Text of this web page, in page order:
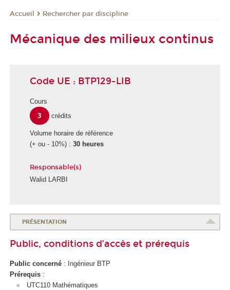
Accueil Rechercher par discipline
Mécanique des milieux continus
Code UE : BTP129-LIB
Cours
3
crédits
Volume horaire de référence
(+ ou - 10%) : 30 heures
Responsable(s)
Walid LARBI
PRÉSENTATION
Public, conditions d’accès et prérequis
Public concerné : Ingénieur BTP
Prérequis :
UTC110 Mathématiques